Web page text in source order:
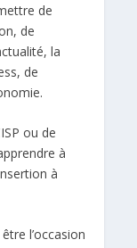
de
de
la
de
ou de
à
à
l’occasion